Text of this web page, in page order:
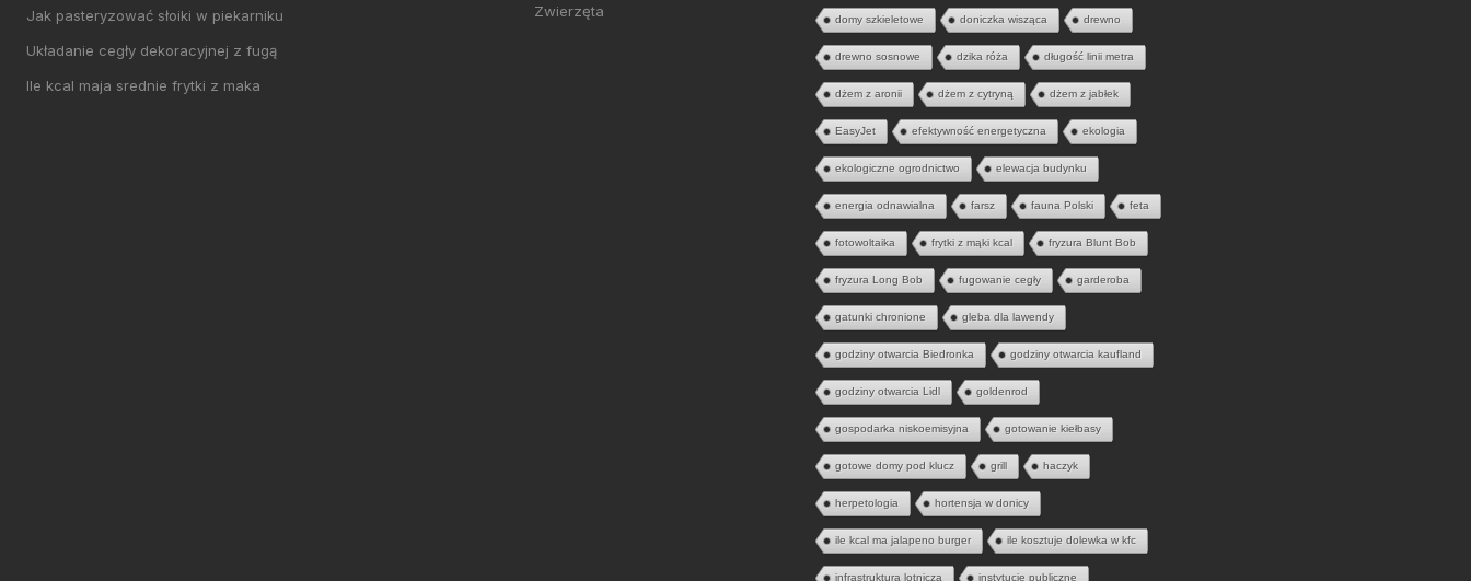
Jak pasteryzować słoiki w piekarniku
Układanie cegły dekoracyjnej z fugą
Ile kcal maja srednie frytki z maka
Zwierzęta
domy szkieletowe doniczka wisząca drewno
drewno sosnowe dzika róża długość linii metra
dżem z aronii dżem z cytryną dżem z jabłek
EasyJet efektywność energetyczna ekologia
ekologiczne ogrodnictwo elewacja budynku
energia odnawialna farsz fauna Polski feta
fotowoltaika frytki z mąki kcal fryzura Blunt Bob
fryzura Long Bob fugowanie cegły garderoba
gatunki chronione gleba dla lawendy
godziny otwarcia Biedronka godziny otwarcia kaufland
godziny otwarcia Lidl goldenrod
gospodarka niskoemisyjna gotowanie kiełbasy
gotowe domy pod klucz grill haczyk
herpetologia hortensja w donicy
ile kcal ma jalapeno burger ile kosztuje dolewka w kfc
infrastruktura lotnicza instytucje publiczne